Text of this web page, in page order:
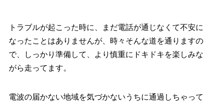
トラブルが起こった時に、まだ電話が通じなくて不安に
なったことはありませんが、時々そんな道を通りますの
で、しっかり準備して、より慎重にドキドキを楽しみな
がら走ってます。
電波の届かない地域を気づかないうちに通過しちゃって